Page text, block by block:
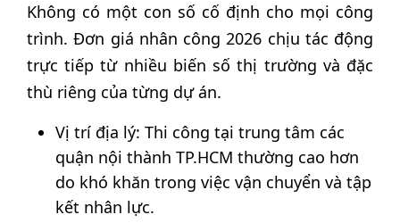
Không có một con số cố định cho mọi công
trình. Đơn giá nhân công 2026 chịu tác động
trực tiếp từ nhiều biến số thị trường và đặc
thù riêng của từng dự án.
Vị trí địa lý: Thi công tại trung tâm các
quận nội thành TP.HCM thường cao hơn
do khó khăn trong việc vận chuyển và tập
kết nhân lực.